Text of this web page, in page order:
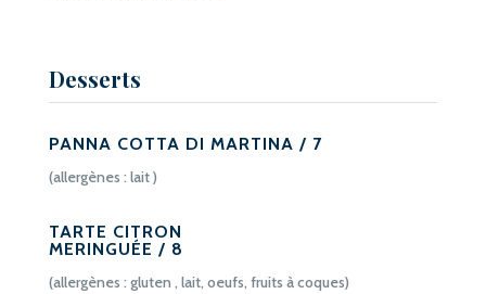
Desserts
PANNA COTTA DI MARTINA / 7
(allergènes : lait )
TARTE CITRON
MERINGUÉE / 8
(allergènes : gluten , lait, oeufs, fruits à coques)